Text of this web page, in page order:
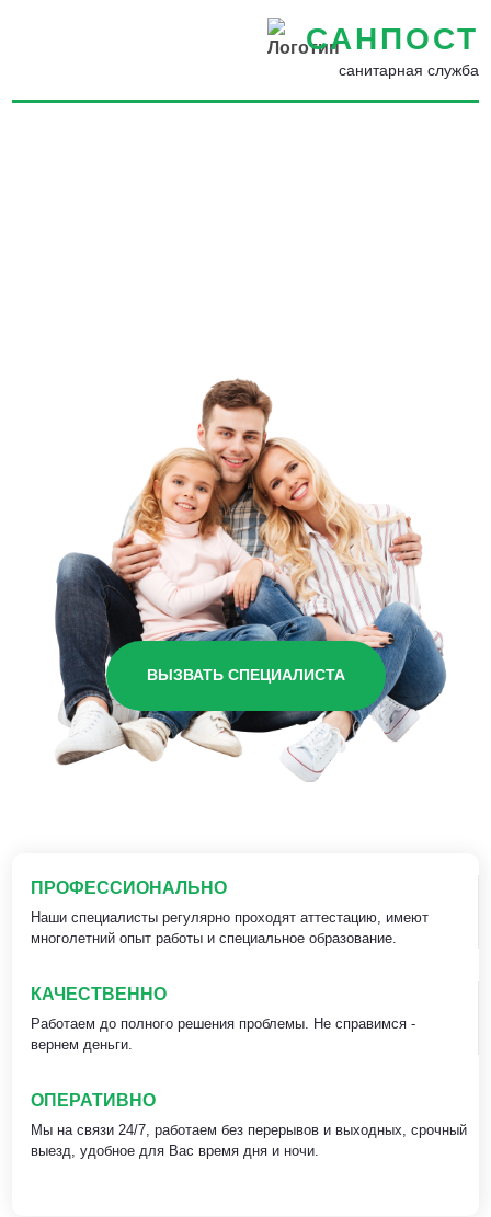
САНПОСТ
санитарная служба
ВЫЗВАТЬ СПЕЦИАЛИСТА
ПРОФЕССИОНАЛЬНО
Наши специалисты регулярно проходят аттестацию, имеют
многолетний опыт работы и специальное образование.
КАЧЕСТВЕННО
Работаем до полного решения проблемы. Не справимся -
вернем деньги.
ОПЕРАТИВНО
Мы на связи 24/7, работаем без перерывов и выходных, срочный
выезд, удобное для Вас время дня и ночи.